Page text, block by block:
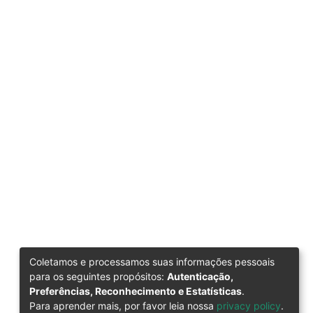
Coletamos e processamos suas informações pessoais
para os seguintes propósitos: Autenticação,
Preferências, Reconhecimento e Estatísticas.
Para aprender mais, por favor leia nossa privacy policy.